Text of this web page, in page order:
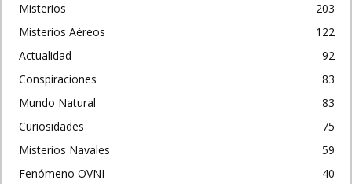
Misterios
203
Misterios Aéreos
122
Actualidad
92
Conspiraciones
83
Mundo Natural
83
Curiosidades
75
Misterios Navales
59
Fenómeno OVNI
40